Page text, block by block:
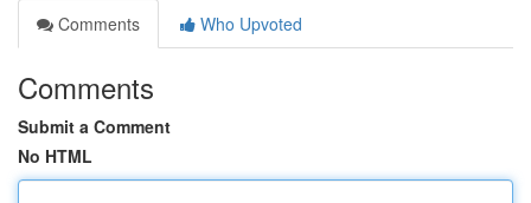
Comments
Who Upvoted
Comments
Submit a Comment
No HTML